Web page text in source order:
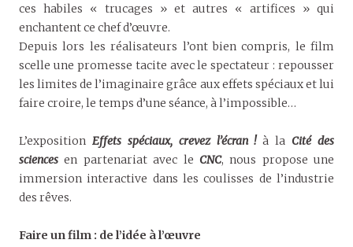
ces habiles « trucages » et autres « artifices » qui
enchantent ce chef d’œuvre.
Depuis lors les réalisateurs l’ont bien compris, le film
scelle une promesse tacite avec le spectateur : repousser
les limites de l’imaginaire grâce aux effets spéciaux et lui
faire croire, le temps d’une séance, à l’impossible…
L’exposition Effets spéciaux, crevez l’écran !à la Cité des
sciences en partenariat avec le CNC, nous propose une
immersion interactive dans les coulisses de l’industrie
des rêves.
Faire un film : de l’idée à l’œuvre